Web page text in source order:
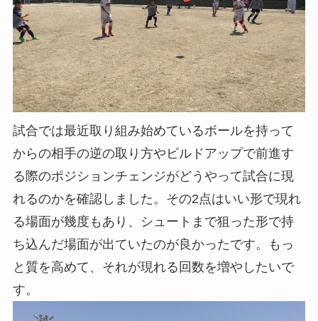
試合では最近取り組み始めているボールを持って
からの相手の逆の取り方やビルドアップで前進す
る際のポジションチェンジがどうやって試合に現
れるのかを確認しました。その2点はいい形で現れ
る場面が幾度もあり、シュートまで狙った形で持
ち込んだ場面が出ていたのが良かったです。もっ
と質を高めて、それが現れる回数を増やしたいで
す。